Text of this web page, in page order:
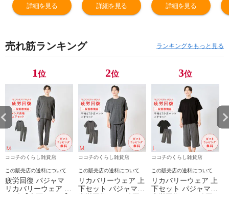
たか 暖かい ルー
ムウェア ルーム
ア 部屋着 冬用
秋冬 防寒 グレー
3L 大きいサイズ
ゆったり シンプ
ル メンズパジャ
マ 裏起毛パジャ
マ 男性...
詳細を見る
たか 暖かい ルー
ムウェア ルーム
ア 部屋着 冬用
秋冬 防寒 グレー
3L 大きいサイズ
ゆったり シンプ
ル メンズパジャ
マ 裏起毛パジャ
マ 男性...
詳細を見る
たか 暖かい ルー
ムウェア ルーム
ア 部屋着 冬用
秋冬 防寒 グレー
3L 大きいサイズ
ゆったり シンプ
ル メンズパジャ
マ 裏起毛パジャ
マ 男性...
詳細を見る
売れ筋ランキング ランキングをもっと見る
1位
ココチのくらし雑貨店
この販売店の送料について
疲労回復 パジャマ
リカバリーウェア メ
2位
ココチのくらし雑貨店
この販売店の送料について
リカバリーウェア 上
下セット パジャマ
3位
ココチのくらし雑貨店
この販売店の送料について
リカバリーウェア 上
下セット パジャマ